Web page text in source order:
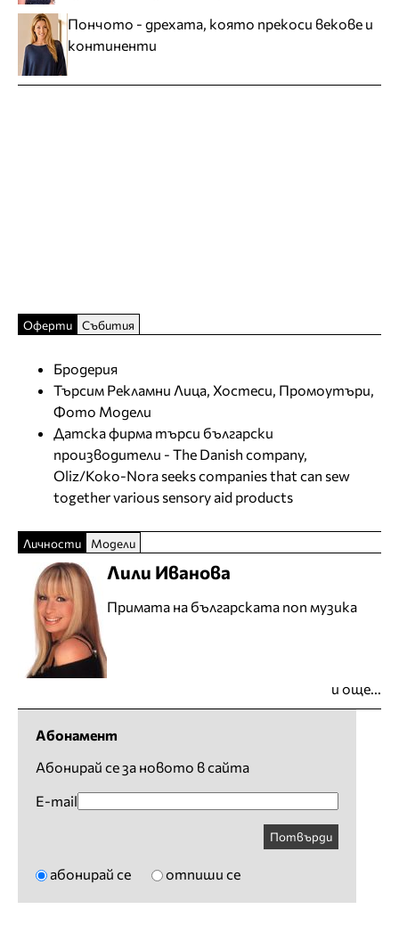
Пончото - дрехата, която прекоси векове и
континенти
Оферти Събития
Бродерия
Търсим Рекламни Лица, Хостеси, Промоутъри,
Фото Модели
Датска фирма търси български
производители - The Danish company,
Oliz/Koko-Nora seeks companies that can sew
together various sensory aid products
Личности Модели
Лили Иванова
Примата на българската поп музика
и още...
Абонамент
Абонирай се за новото в сайта
E-mail
Потвърди
абонирай се отпиши се